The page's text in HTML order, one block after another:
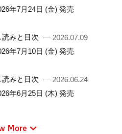
年7月24日 (金) 発売
読みと目次 — 2026.07.09
年7月10日 (金) 発売
読みと目次 — 2026.06.24
年6月25日 (木) 発売
More